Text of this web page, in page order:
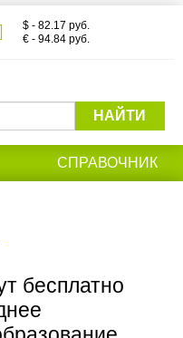
$ - 82.17 руб.
€ - 94.84 руб.
НАЙТИ
СПРАВОЧНИК
бесплатно